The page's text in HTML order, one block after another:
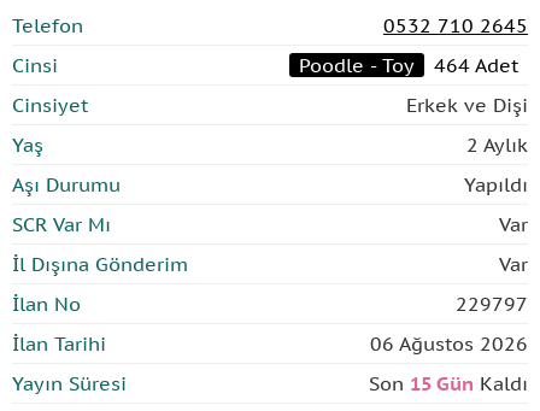
Telefon
0532 710 2645
Cinsi
Poodle - Toy
464 Adet
Cinsiyet
Erkek ve Dişi
Yaş
2 Aylık
Aşı Durumu
Yapıldı
SCR Var Mı
Var
İl Dışına Gönderim
Var
İlan No
229797
İlan Tarihi
06 Ağustos 2026
Yayın Süresi
Son 15 Gün Kaldı